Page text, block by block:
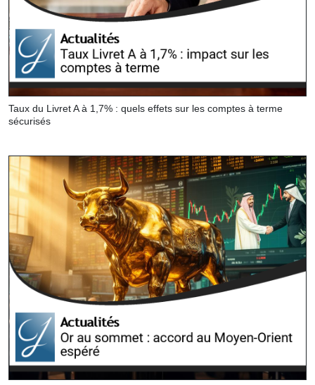
Taux du Livret A à 1,7% : quels effets sur les comptes à terme
sécurisés